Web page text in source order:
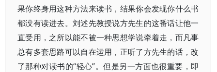
果你终身用这种方法来读书，结果你会发现你什么书
都没有读进去。刘述先教授说方先生的这番话让他一
直受用，之所以能不被一种思想学说牵着走，而凡事
总有多套思路可以自在运用，正听了方先生的话，改
了那种对读书的“轻心”。但是另一方面也很重要，即